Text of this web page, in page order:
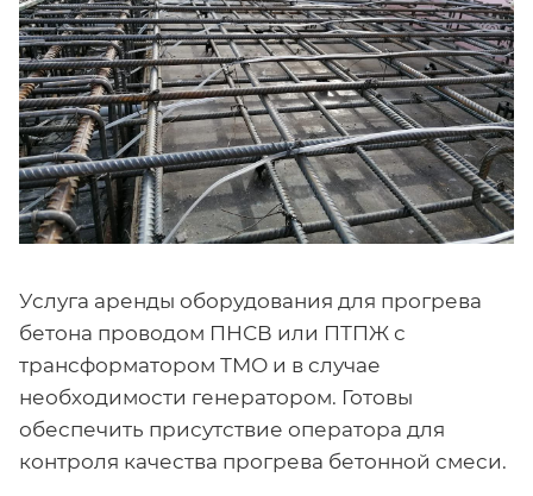
Услуга аренды оборудования для прогрева
бетона проводом ПНСВ или ПТПЖ с
трансформатором ТМО и в случае
необходимости генератором. Готовы
обеспечить присутствие оператора для
контроля качества прогрева бетонной смеси.